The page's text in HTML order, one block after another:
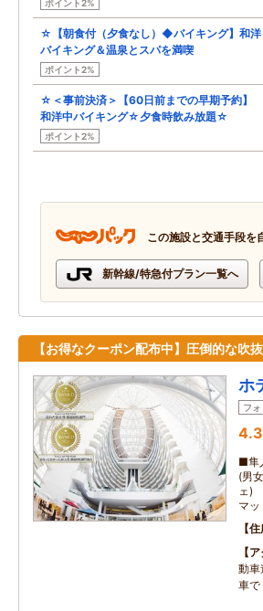
ポイント2%
☆【朝食付（夕食なし）◆バイキング】和洋
バイキング＆温泉とスパを満喫
ポイント2%
☆＜事前決済＞【60日前までの早期予約】
和洋中バイキング☆夕食時飲み放題☆
ポイント2%
この施設と交通手段を
新幹線/特急付プラン一覧へ
【お得なクーポン配布中】圧倒的な吹
ホ
フ
4.3
■隼
(男
ェ)
マ
住
ア
動車
車で